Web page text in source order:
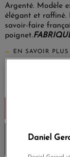
Argenté. Modèle
élégant et raffiné.
savoir-faire
poignet.
EN SAVOIR PLUS
Payez seulement
10% de
Daniel